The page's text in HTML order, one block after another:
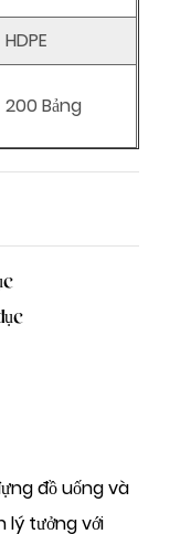
HDPE
200 Bảng
đồ uống và
lý tưởng với